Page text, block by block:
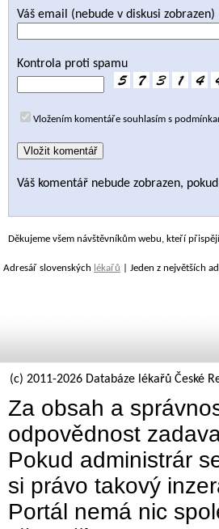
Váš email (nebude v diskusi zobrazen)
Kontrola proti spamu
Vložením komentáře souhlasím s
Váš komentář nebude zobrazen,
Děkujeme všem návštěvníkům webu, kteří
Adresář slovenských lékařů | Jeden z největších
(c) 2011-2026 Databáze lékařů České
Za obsah a
odpovědnost
Pokud administrár
si právo takový
Portál nemá nic